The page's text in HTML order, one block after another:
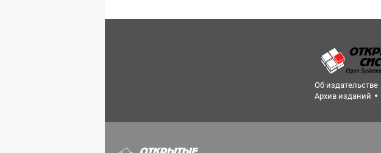
Об издательстве
Архив изданий